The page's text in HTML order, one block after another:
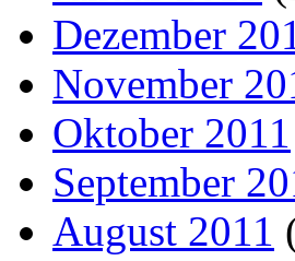
Dezember
November
Oktober 2011
September
August 2011